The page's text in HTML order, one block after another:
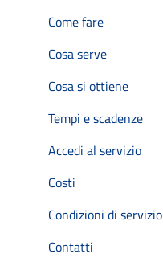
Come fare
Cosa serve
Cosa si ottiene
Tempi e scadenze
Accedi al servizio
Costi
Condizioni di servizio
Contatti